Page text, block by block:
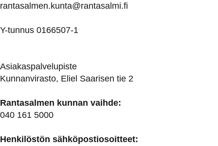
rantasalmen.kunta@rantasalmi.fi
Y-tunnus 0166507-1
Asiakaspalvelupiste
Kunnanvirasto, Eliel Saarisen tie 2
Rantasalmen kunnan vaihde:
040 161 5000
Henkilöstön sähköpostiosoitteet: